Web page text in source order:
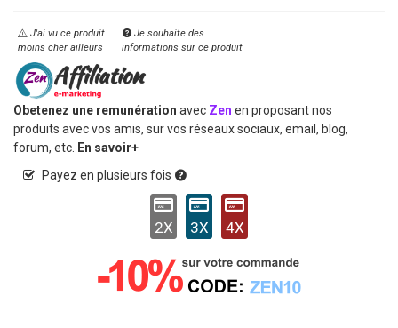
J'ai vu ce produit
moins cher ailleurs
Je souhaite des
informations sur ce produit
Obetenez une remunération avec Zen en proposant nos
produits avec vos amis, sur vos réseaux sociaux, email, blog,
forum, etc. En savoir+
Payez en plusieurs fois
2X 3X 4X